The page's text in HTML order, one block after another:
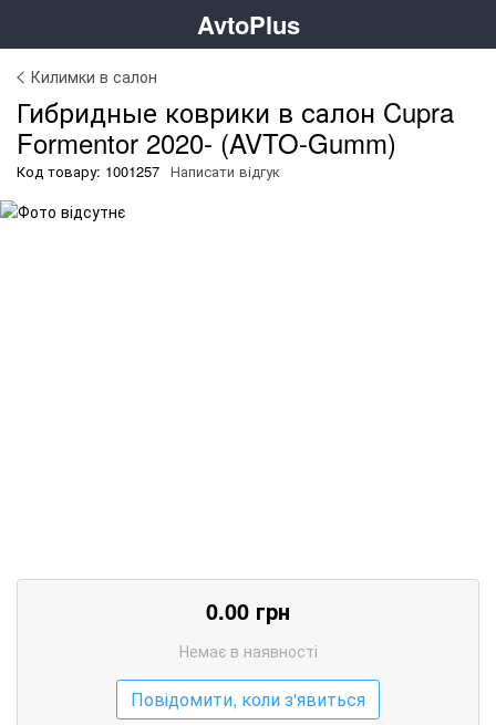
AvtoPlus
Килимки в салон
Гибридные коврики в салон Cupra
Formentor 2020- (AVTO-Gumm)
Код товару: 1001257 Написати відгук
0.00 грн
Немає в наявності
Повідомити, коли з'явиться